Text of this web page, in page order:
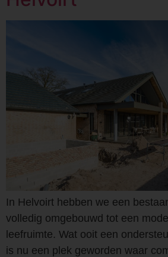
In Helvoirt hebben we een
volledig omgebouwd tot een
leefruimte. Wat ooit een
is nu een plek geworden waar